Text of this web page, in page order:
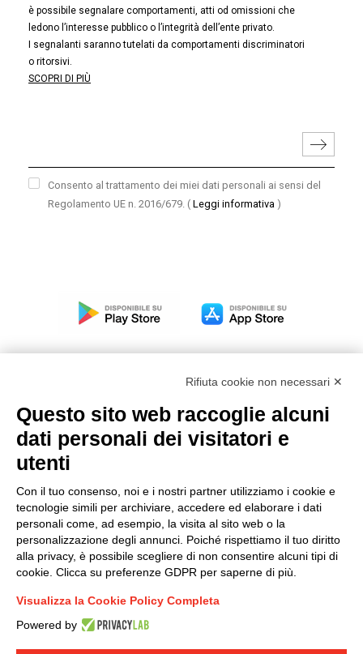
è possibile segnalare comportamenti, atti od omissioni che
ledono l’interesse pubblico o l’integrità dell’ente privato.
I segnalanti saranno tutelati da comportamenti discriminatori
o ritorsivi.
SCOPRI DI PIÙ
Consento al trattamento dei miei dati personali ai sensi del
Regolamento UE n. 2016/679. ( Leggi informativa )
LINKEDIN YOUTUBE
Modello organizzativo, gestione e controllo – D. lgs.
231/2001
Condizioni generali di vendita DKC Power Solutions
Condizioni generali di acquisto
Codice etico
Rifiuta cookie non necessari ✕
Questo sito web raccoglie alcuni
dati personali dei visitatori e
utenti
Con il tuo consenso, noi e i nostri partner utilizziamo i cookie e
tecnologie simili per archiviare, accedere ed elaborare i dati
personali come, ad esempio, la visita al sito web o la
personalizzazione degli annunci. Poiché rispettiamo il tuo diritto
alla privacy, è possibile scegliere di non consentire alcuni tipi di
cookie. Clicca su preferenze GDPR per saperne di più.
Visualizza la Cookie Policy Completa
Powered by